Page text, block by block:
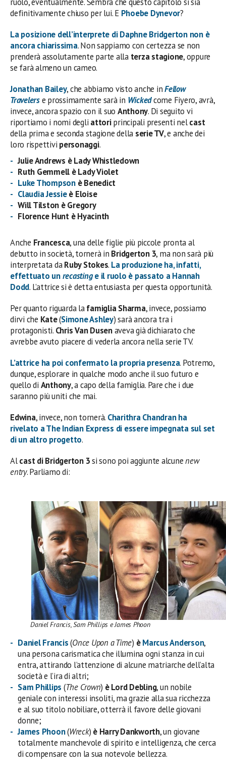
ruolo, eventualmente. Sembra che questo capitolo si sia
definitivamente chiuso per lui. E Phoebe Dynevor?
La posizione dell’interprete diDaphne Bridgertonnon è
ancora chiarissima. Non sappiamo con certezza se non
prenderà assolutamente parte alla terza stagione, oppure
se farà almeno un cameo.
Jonathan Bailey, che abbiamo visto anche inFellow
Travelerse prossimamente sarà in Wickedcome Fiyero, avrà,
invece, ancora spazio con il suo Anthony. Di seguito vi
riportiamo i nomi degli attoriprincipali presenti nelcast
della prima e seconda stagione della serie TV, e anche dei
loro rispettivi personaggi.
Julie Andrews è Lady Whistledown
Ruth Gemmell è Lady Violet
Luke Thompson è Benedict
Claudia Jessie è Eloise
Will Tilston è Gregory
Florence Hunt è Hyacinth
Anche Francesca, una delle figlie più piccole pronta al
debutto in società, tornerà in Bridgerton 3, ma non sarà più
interpretata daRuby Stokes. La produzione ha, infatti,
effettuato unrecastinge il ruolo è passato aHannah
Dodd. L’attrice si è detta entusiasta per questa opportunità.
Per quanto riguarda lafamiglia Sharma, invece, possiamo
dirvi che Kate(Simone Ashley) sarà ancora tra i
protagonisti. Chris Van Dusenaveva già dichiarato che
avrebbe avuto piacere di vederla ancora nella serie TV.
L’attrice ha poi confermato la propria presenza. Potremo,
dunque, esplorare in qualche modo anche il suo futuro e
quello di Anthony, a capo della famiglia. Pare che i due
saranno più uniti che mai.
Edwina, invece, non tornerà. Charithra Chandran ha
rivelato a The Indian Express di essere impegnata sul set
di un altro progetto.
Alcast di Bridgerton 3si sono poi aggiunte alcunenew
entry. Parliamo di:
Daniel Francis, Sam Phillips e James Phoon
Daniel Francis(Once Upon a Time) èMarcus Anderson,
una persona carismatica che illumina ogni stanza in cui
entra, attirando l’attenzione di alcune matriarche dell’alta
società e l’ira di altri;
Sam Phillips (The Crown) è Lord Debling, un nobile
geniale con interessi insoliti, ma grazie alla sua ricchezza
e al suo titolo nobiliare, otterrà il favore delle giovani
donne;
James Phoon(Wreck) è Harry Dankworth, un giovane
totalmente manchevole di spirito e intelligenza, che cerca
di compensare con la sua notevole bellezza.